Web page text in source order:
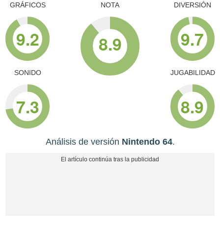
GRÁFICOS
9.2
SONIDO
7.3
NOTA
8.9
DIVERSIÓN
9.7
JUGABILIDAD
8.9
Análisis de versión Nintendo 64.